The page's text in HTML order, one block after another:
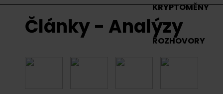
KRYPTOMĚNY
ROZHOVORY
Články - Analýzy